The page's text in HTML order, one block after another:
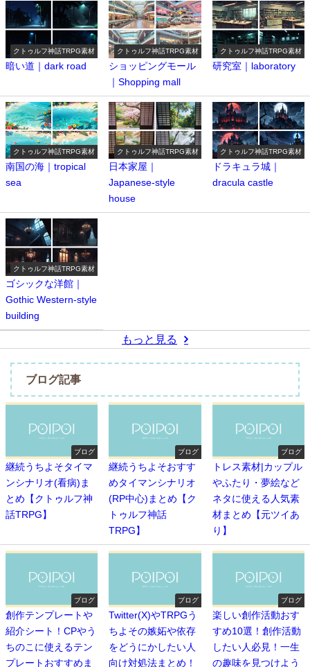
クトゥルフ神話TRPG素材
暗い道｜dark road
クトゥルフ神話TRPG素材
ショッピングモール
｜Shopping mall
クトゥルフ神話TRPG素材
研究室｜laboratory
クトゥルフ神話TRPG素材
南国の海｜tropical
sea
クトゥルフ神話TRPG素材
日本家屋｜
Japanese-style
house
クトゥルフ神話TRPG素材
ドラキュラ城｜
dracula castle
クトゥルフ神話TRPG素材
ゴシックな洋館｜
Gothic Western-style
building
もっと見る
ブログ記事
ブログ
継続うちよそタイマ
ンシナリオ(看病)ま
とめ【クトゥルフ神
話TRPG】
ブログ
継続うちよそおすす
めタイマンシナリオ
(RP中心)まとめ【ク
トゥルフ神話
TRPG】
ブログ
トレス素材|カップル
やふたり・夢絵など
ネタに使える人気素
材まとめ【元ツイあ
り】
ブログ
創作テンプレートや
紹介シート！CPやう
ちのこに使えるテン
プレートおすすめま
ブログ
Twitter(X)やTRPGう
ちよその嫉妬や依存
をどうにかしたい人
向け対処法まとめ！
ブログ
楽しい創作活動おす
すめ10選！創作活動
したい人必見！一生
の趣味を見つけよう